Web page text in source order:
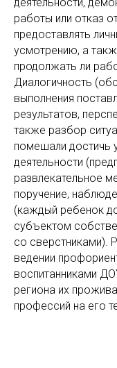
работы или отказ
предоставлять
усмотрению, а
продолжать ли
Диалогичность
выполнения
результатов,
также разбор
помешали достичь
деятельности
развлекательное
поручение,
(каждый ребенок
субъектом
со сверстниками).
ведении
воспитанниками
региона их
профессий на его